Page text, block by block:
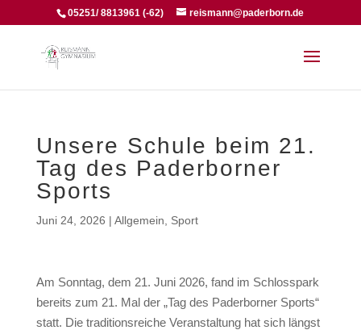
05251/ 8813961 (-62) reismann@paderborn.de
Unsere Schule beim 21.
Tag des Paderborner
Sports
Juni 24, 2026 | Allgemein Sport
Am Sonntag, dem 21. Juni 2026, fand im Schlosspark
bereits zum 21. Mal der „Tag des Paderborner Sports“
statt. Die traditionsreiche Veranstaltung hat sich längst